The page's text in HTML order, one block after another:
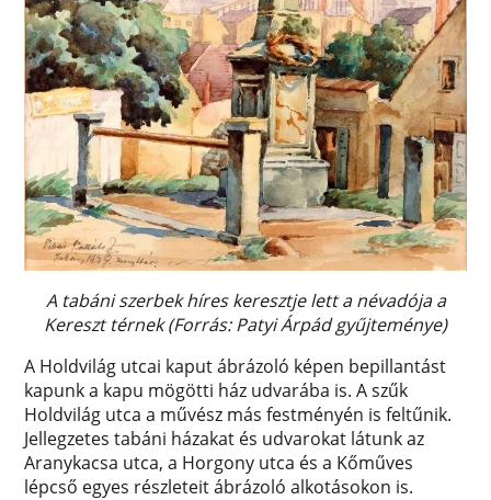
A tabáni szerbek híres keresztje lett a névadója a
Kereszt térnek (Forrás: Patyi Árpád gyűjteménye)
A Holdvilág utcai kaput ábrázoló képen bepillantást
kapunk a kapu mögötti ház udvarába is. A szűk
Holdvilág utca a művész más festményén is feltűnik.
Jellegzetes tabáni házakat és udvarokat látunk az
Aranykacsa utca, a Horgony utca és a Kőműves
lépcső egyes részleteit ábrázoló alkotásokon is.